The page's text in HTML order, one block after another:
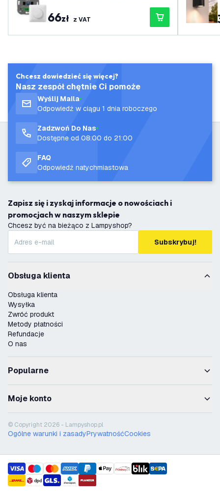
0V - Odcięcie fazy - Uniwersalne -
Kompletny - Biały
66zł z VAT
Chcesz dowiedzieć się więcej?
Nasz zespół chętnie Ci pomoże
Wyślij Maila
Odpowiedź w ciągu 1 dnia roboczego
Zadzwoń Do Nas
Dostępne od 08:00 do 21:00
FAQ
Odpowiedź natychmiastowa
Zapisz się i zyskaj informacje o nowościach i
promocjach w naszym sklepie
Chcesz być na bieżąco z Lampyshop?
Subskrybuj!
Obsługa klienta
Obsługa klienta
Wysyłka
Zwróć produkt
Metody płatności
Refundacje
O nas
Popularne
Moje konto
© Copyright 2026 - Lampyshop.pl
Ogólne warunki i zasadyPrywatnośćCookies
payment methods
shipment methods